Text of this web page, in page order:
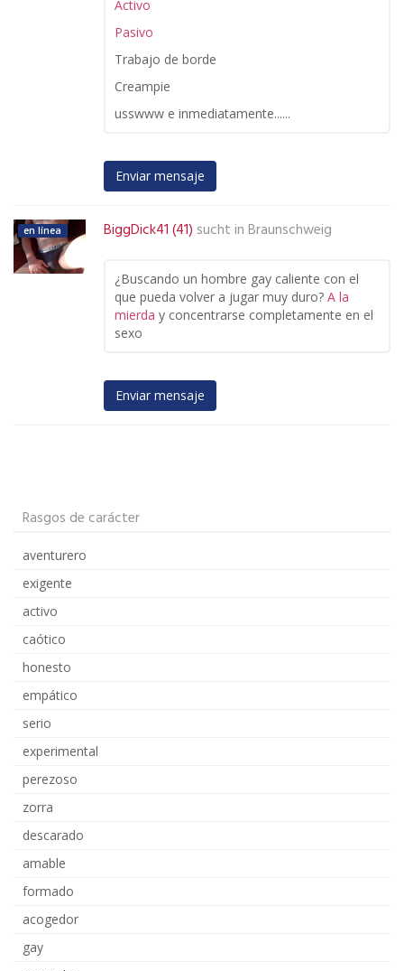
Activo
Pasivo
Trabajo de borde
Creampie
usswww e inmediatamente......
Enviar mensaje
en línea BiggDick41 (41) sucht in Braunschweig
¿Buscando un hombre gay caliente con el
que pueda volver a jugar muy duro? A la
mierda y concentrarse completamente en el
sexo
Enviar mensaje
Rasgos de carácter
aventurero
exigente
activo
caótico
honesto
empático
serio
experimental
perezoso
zorra
descarado
amable
formado
acogedor
gay